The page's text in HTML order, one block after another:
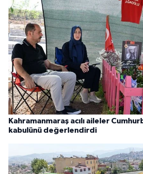
Kahramanmaraş acılı aileler
kabulünü değerlendirdi